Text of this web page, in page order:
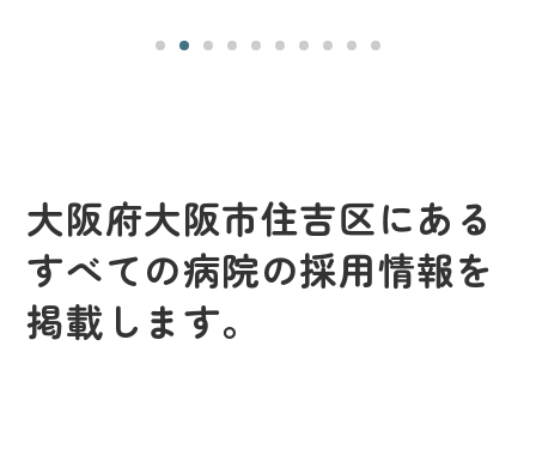
大阪府大阪市住吉区にある
すべての病院の採用情報を
掲載します。